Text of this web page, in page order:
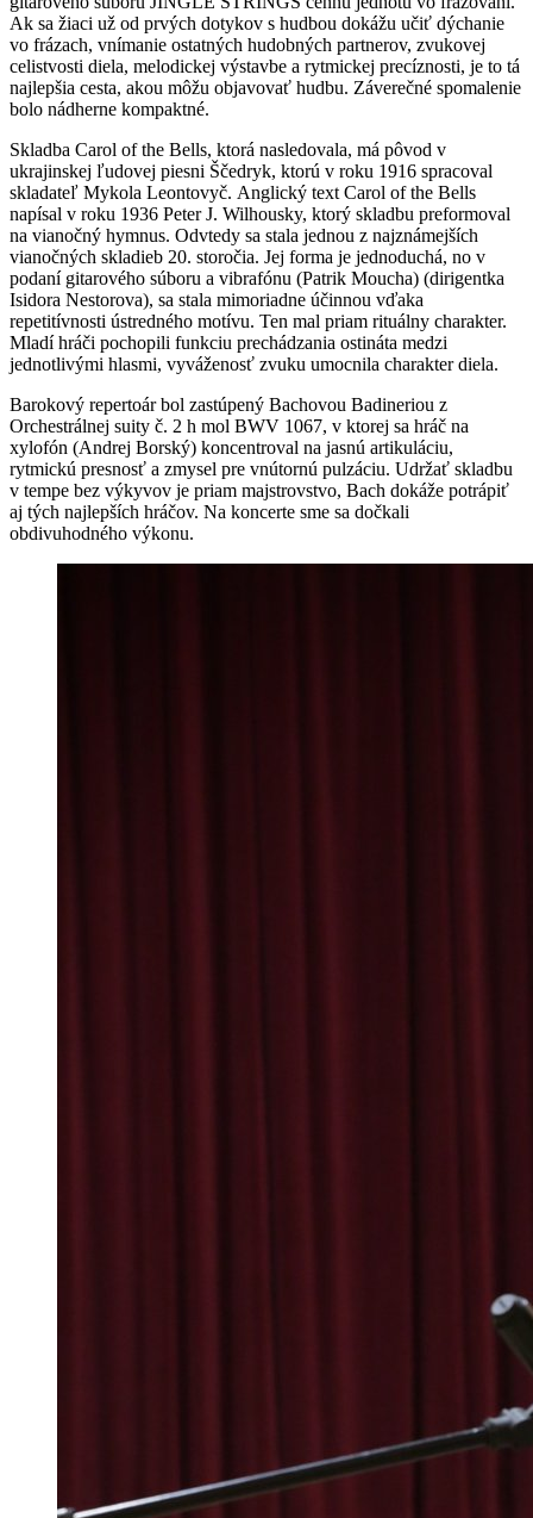
Ak sa žiaci už od prvých dotykov s hudbou dokážu učiť dýchanie
vo frázach, vnímanie ostatných hudobných partnerov, zvukovej
celistvosti diela, melodickej výstavbe a rytmickej precíznosti, je to tá
najlepšia cesta, akou môžu objavovať hudbu. Záverečné spomalenie
bolo nádherne kompaktné.
Skladba Carol of the Bells, ktorá nasledovala, má pôvod v
ukrajinskej ľudovej piesni Ščedryk, ktorú v roku 1916 spracoval
skladateľ Mykola Leontovyč. Anglický text Carol of the Bells
napísal v roku 1936 Peter J. Wilhousky, ktorý skladbu preformoval
na vianočný hymnus. Odvtedy sa stala jednou z najznámejších
vianočných skladieb 20. storočia. Jej forma je jednoduchá, no v
podaní gitarového súboru a vibrafónu (Patrik Moucha) (dirigentka
Isidora Nestorova), sa stala mimoriadne účinnou vďaka
repetitívnosti ústredného motívu. Ten mal priam rituálny charakter.
Mladí hráči pochopili funkciu prechádzania ostináta medzi
jednotlivými hlasmi, vyváženosť zvuku umocnila charakter diela.
Barokový repertoár bol zastúpený Bachovou Badineriou z
Orchestrálnej suity č. 2 h mol BWV 1067, v ktorej sa hráč na
xylofón (Andrej Borský) koncentroval na jasnú artikuláciu,
rytmickú presnosť a zmysel pre vnútornú pulzáciu. Udržať skladbu
v tempe bez výkyvov je priam majstrovstvo, Bach dokáže potrápiť
aj tých najlepších hráčov. Na koncerte sme sa dočkali
obdivuhodného výkonu.